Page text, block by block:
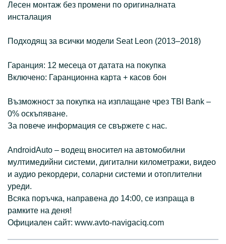
Лесен монтаж без промени по оригиналната
инсталация
Подходящ за всички модели Seat Leon (2013–2018)
Гаранция: 12 месеца от датата на покупка
Включено: Гаранционна карта + касов бон
Възможност за покупка на изплащане чрез TBI Bank –
0% оскъпяване.
За повече информация се свържете с нас.
АndroidAuto – водещ вносител на автомобилни
мултимедийни системи, дигитални километражи, видео
и аудио рекордери, соларни системи и отоплителни
уреди.
Всяка поръчка, направена до 14:00, се изпраща в
рамките на деня!
Официален сайт: www.avto-navigaciq.com